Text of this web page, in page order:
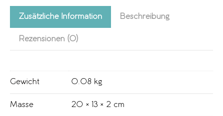
Zusätzliche Information Beschreibung
Rezensionen (0)
Gewicht 0.08 kg
Masse 20 × 13 × 2 cm